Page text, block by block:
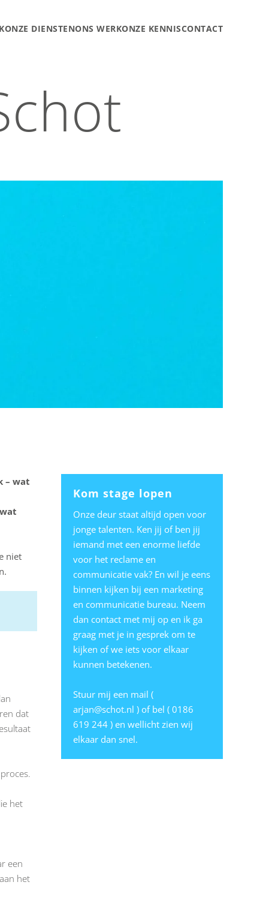
ONZE DIENSTENONS WERKONZE KENNISCONTACT
– wat
niet
dat
het
een
het
Kom stage lopen
Onze deur staat altijd open voor
jonge talenten. Ken jij of ben jij
iemand met een enorme liefde
voor het reclame en
communicatie vak? En wil je eens
binnen kijken bij een marketing
en communicatie bureau. Neem
dan contact met mij op en ik ga
graag met je in gesprek om te
kijken of we iets voor elkaar
kunnen betekenen.
Stuur mij een mail (
arjan@schot.nl ) of bel ( 0186
619 244 ) en wellicht zien wij
elkaar dan snel.